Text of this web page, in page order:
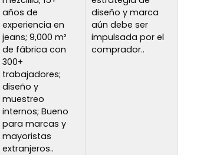
años de
experiencia en
jeans; 9,000 m²
de fábrica con
300+
trabajadores;
diseño y
muestreo
internos; Bueno
para marcas y
mayoristas
extranjeros..
diseño y marca
aún debe ser
impulsada por el
comprador..